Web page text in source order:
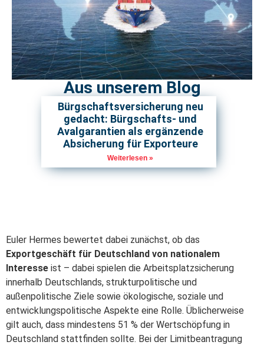
Aus unserem Blog
Bürgschaftsversicherung neu
gedacht: Bürgschafts- und
Avalgarantien als ergänzende
Absicherung für Exporteure
Weiterlesen »
Euler Hermes bewertet dabei zunächst, ob das
Exportgeschäft für Deutschland von nationalem
Interesse ist – dabei spielen die Arbeitsplatzsicherung
innerhalb Deutschlands, strukturpolitische und
außenpolitische Ziele sowie ökologische, soziale und
entwicklungspolitische Aspekte eine Rolle. Üblicherweise
gilt auch, dass mindestens 51 % der Wertschöpfung in
Deutschland stattfinden sollte. Bei der Limitbeantragung